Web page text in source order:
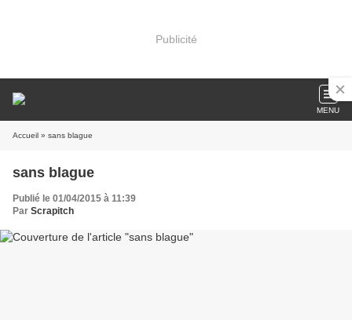
Publicité
MENU
Accueil » sans blague
sans blague
Publié le 01/04/2015 à 11:39
Par Scrapitch